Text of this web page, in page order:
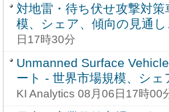
対地雷・待ち伏せ攻撃対
模、シェア、傾向の見通
日17時30分
Unmanned Surface
ート - 世界市場規模、シ
KI Analytics 08月06日17時00